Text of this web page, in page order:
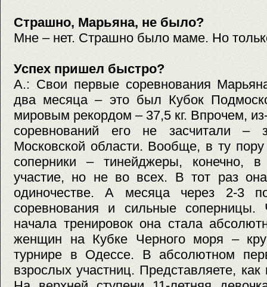
Страшно, Марьяна, не было?
Мне – нет. Страшно было маме. Но
Успех пришел быстро?
А.: Свои первые соревнования
два месяца – это был Кубок
мировым рекордом – 37,5 кг. Впрочем,
соревнований его не засчитали –
Московской области. Вообще, в ту
соперники – тинейджеры, конечно, в
участие, но не во всех. В тот раз
одиночестве. А месяца через 2-3
соревнования и сильные соперницы.
начала тренировок она стала
женщин на Кубке Черного моря –
турнире в Одессе. В абсолютном
взрослых участниц. Представляете, как